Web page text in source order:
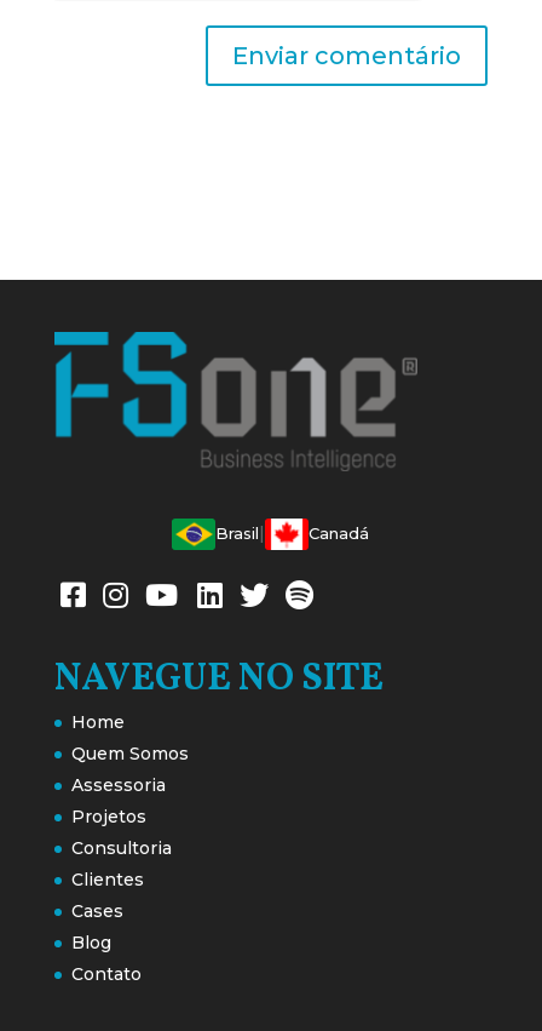
Enviar comentário
Brasil| Canadá
NAVEGUE NO SITE
Home
Quem Somos
Assessoria
Projetos
Consultoria
Clientes
Cases
Blog
Contato